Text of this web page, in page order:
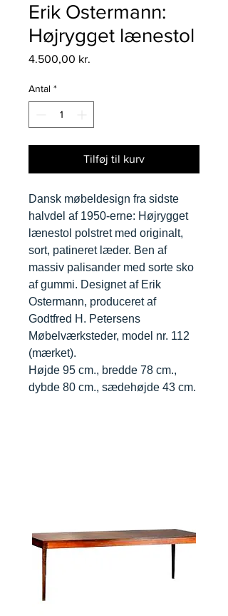
Erik Ostermann:
Højrygget lænestol
4.500,00 kr.
Antal *
Tilføj til kurv
Dansk møbeldesign fra sidste
halvdel af 1950-erne: Højrygget
lænestol polstret med originalt,
sort, patineret læder. Ben af
massiv palisander med sorte sko
af gummi. Designet af Erik
Ostermann, produceret af
Godtfred H. Petersens
Møbelværksteder, model nr. 112
(mærket).
Højde 95 cm., bredde 78 cm.,
dybde 80 cm., sædehøjde 43 cm.